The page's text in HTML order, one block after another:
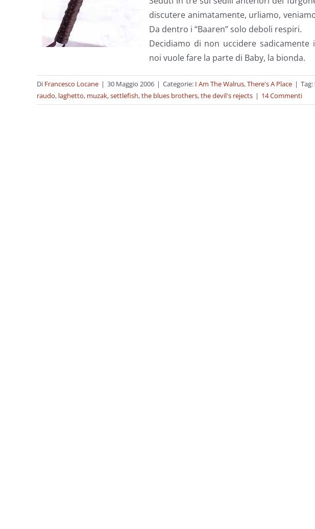
discutere animatamente, urliamo,
Da dentro i “Baaren” solo deboli respiri.
Decidiamo di non uccidere
noi vuole fare la parte di Baby, la bionda.
Di Francesco Locane | 30 Maggio 2006 | Categorie: I Am The Walrus,There's A Place | Tag:
raudo, laghetto, muzak,settlefish,the blues brothers,the devil's rejects | 14 Commenti